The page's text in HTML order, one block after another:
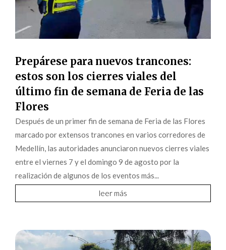
Prepárese para nuevos trancones:
estos son los cierres viales del
último fin de semana de Feria de las
Flores
Después de un primer fin de semana de Feria de las Flores
marcado por extensos trancones en varios corredores de
Medellín, las autoridades anunciaron nuevos cierres viales
entre el viernes 7 y el domingo 9 de agosto por la
realización de algunos de los eventos más...
leer más